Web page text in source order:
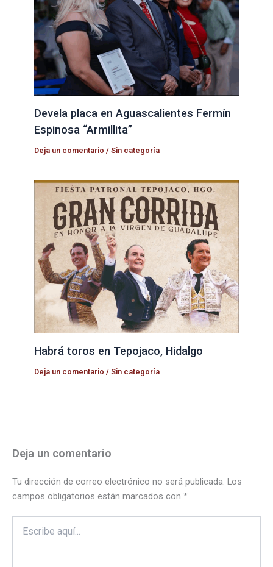
Devela placa en Aguascalientes Fermín
Espinosa “Armillita”
Deja un comentario /Sin categoría
Habrá toros en Tepojaco, Hidalgo
Deja un comentario /Sin categoría
Deja un comentario
Tu dirección de correo electrónico no será publicada. Los
campos obligatorios están marcados con *
aquí...